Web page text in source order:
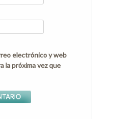
electrónico y web
la próxima vez que